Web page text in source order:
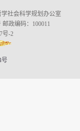
社会科学规划办公室
政编码：100011
号-2
号